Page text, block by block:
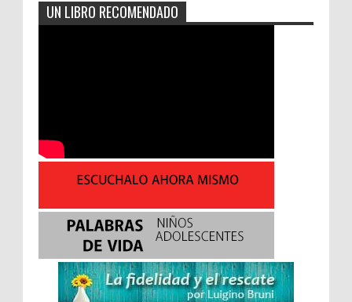
UN LIBRO RECOMENDADO